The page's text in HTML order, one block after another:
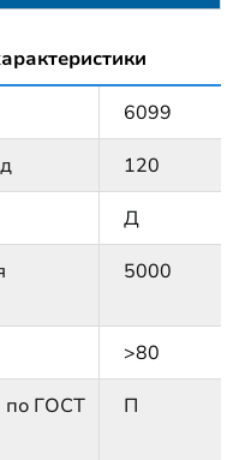
6099
120
Д
5000
>80
по ГОСТ
П